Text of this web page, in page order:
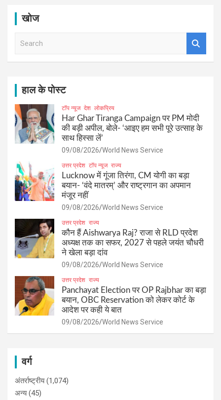
खोज
हाल के पोस्ट
टॉप न्यूज देश लोकप्रिय
Har Ghar Tiranga Campaign पर PM मोदी
की बड़ी अपील, बोले- ‘आइए हम सभी पूरे उत्साह के
साथ हिस्सा लें’
09/08/2026 World News Service
उत्तर प्रदेश टॉप न्यूज राज्य
Lucknow में गूंजा तिरंगा, CM योगी का बड़ा
बयान- ‘वंदे मातरम्’ और राष्ट्रगान का अपमान
मंजूर नहीं
09/08/2026 World News Service
उत्तर प्रदेश राज्य
कौन हैं Aishwarya Raj? राजा से RLD प्रदेश
अध्यक्ष तक का सफर, 2027 से पहले जयंत चौधरी
ने खेला बड़ा दांव
09/08/2026 World News Service
उत्तर प्रदेश राज्य
Panchayat Election पर OP Rajbhar का बड़ा
बयान, OBC Reservation को लेकर कोर्ट के
आदेश पर कही ये बात
09/08/2026 World News Service
वर्ग
अंतर्राष्ट्रीय(1,074)
अन्य(45)